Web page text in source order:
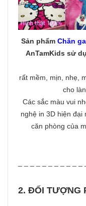
Sản phẩm Chăn
AnTamKids sử
rất mềm, mịn, nhẹ,
cho
Các sắc màu vui
nghệ in 3D hiện đại
căn phòng của
2. ĐỐI TƯỢNG